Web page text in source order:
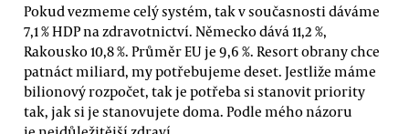
Pokud vezmeme celý systém, tak v současnosti dáváme
7,1 % HDP na zdravotnictví. Německo dává 11,2 %,
Rakousko 10,8 %. Průměr EU je 9,6 %. Resort obrany chce
patnáct miliard, my potřebujeme deset. Jestliže máme
bilionový rozpočet, tak je potřeba si stanovit priority
tak, jak si je stanovujete doma. Podle mého názoru